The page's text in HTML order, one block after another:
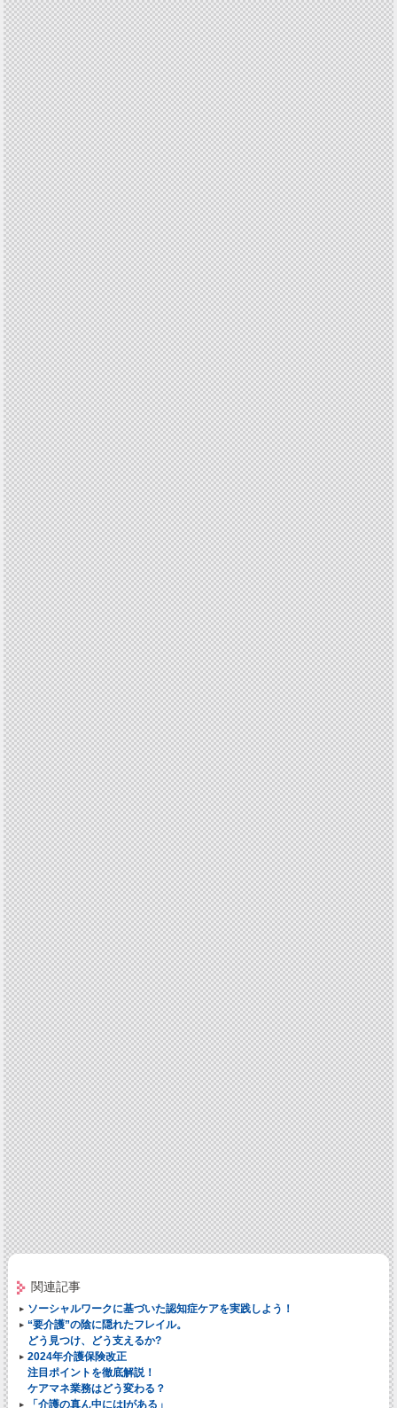
関連記事
ソーシャルワークに基づいた認知症ケアを実践しよう！
“要介護”の陰に隠れたフレイル。
どう見つけ、どう支えるか?
2024年介護保険改正
注目ポイントを徹底解説！
ケアマネ業務はどう変わる？
「介護の真ん中にはIがある」